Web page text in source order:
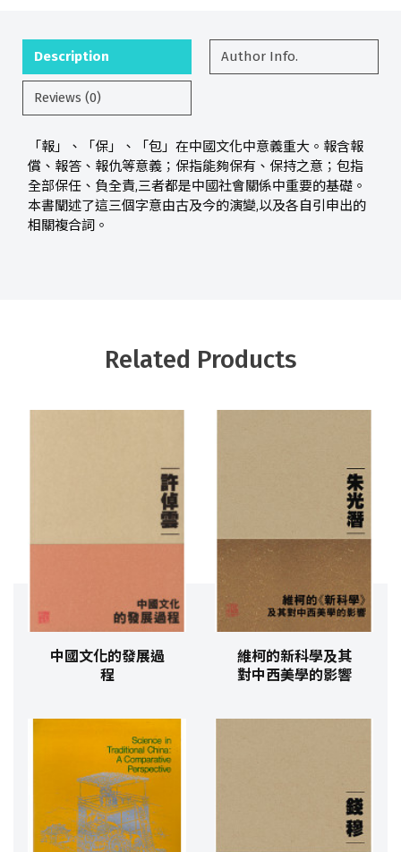
Description Author Info.
Reviews (0)
「報」、「保」、「包」在中國文化中意義重大。報含報
償、報答、報仇等意義；保指能夠保有、保持之意；包指
全部保任、負全責,三者都是中國社會關係中重要的基礎。
本書闡述了這三個字意由古及今的演變,以及各自引申出的
相關複合詞。
Related Products
中國文化的發展過
程
維柯的新科學及其
對中西美學的影響